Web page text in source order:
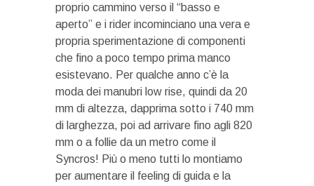
proprio cammino verso il “basso e
aperto” e i rider incominciano una vera e
propria sperimentazione di componenti
che fino a poco tempo prima manco
esistevano. Per qualche anno c’è la
moda dei manubri low rise, quindi da 20
mm di altezza, dapprima sotto i 740 mm
di larghezza, poi ad arrivare fino agli 820
mm o a follie da un metro come il
Syncros! Più o meno tutti lo montiamo
per aumentare il feeling di guida e la